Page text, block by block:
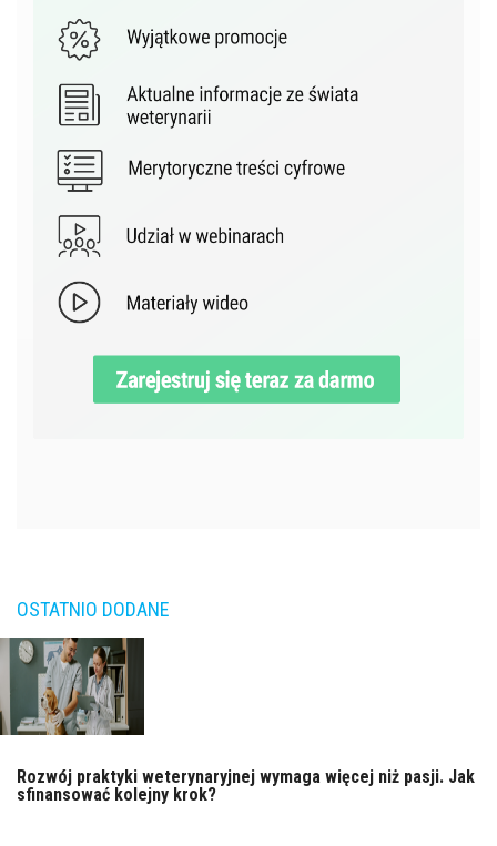
OSTATNIO DODANE
Rozwój praktyki weterynaryjnej wymaga więcej niż pasji. Jak
sfinansować kolejny krok?